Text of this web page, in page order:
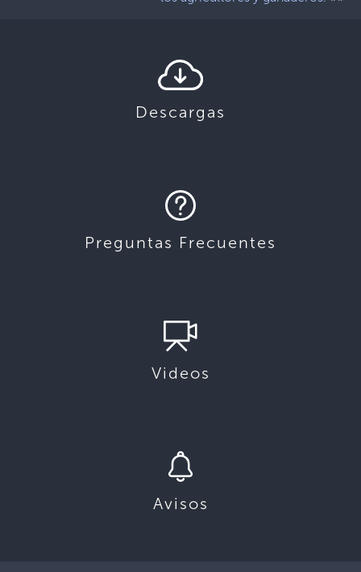
Descargas
Preguntas Frecuentes
Videos
Avisos